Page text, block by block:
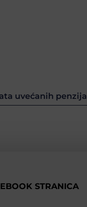
uvećanih penzija
STRANICA